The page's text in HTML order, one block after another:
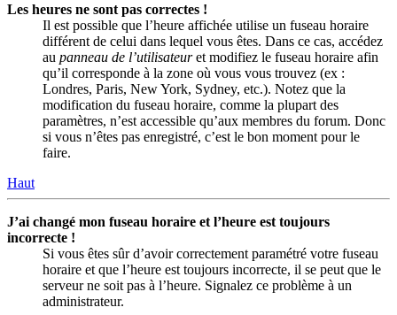
Les heures ne sont pas correctes !
Il est possible que l’heure affichée utilise un fuseau horaire
différent de celui dans lequel vous êtes. Dans ce cas, accédez
au panneau de l’utilisateuret modifiez le fuseau horaire afin
qu’il corresponde à la zone où vous vous trouvez (ex :
Londres, Paris, New York, Sydney, etc.). Notez que la
modification du fuseau horaire, comme la plupart des
paramètres, n’est accessible qu’aux membres du forum. Donc
si vous n’êtes pas enregistré, c’est le bon moment pour le
faire.
Haut
J’ai changé mon fuseau horaire et l’heure est toujours
incorrecte !
Si vous êtes sûr d’avoir correctement paramétré votre fuseau
horaire et que l’heure est toujours incorrecte, il se peut que le
serveur ne soit pas à l’heure. Signalez ce problème à un
administrateur.